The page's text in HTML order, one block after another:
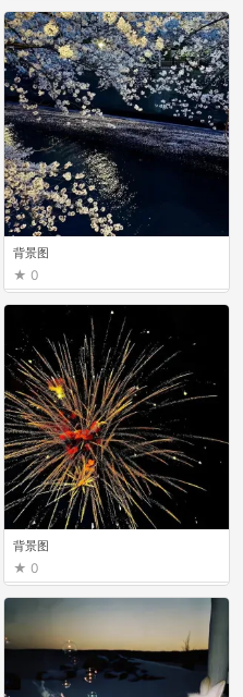
0
背景图
0
背景图
0